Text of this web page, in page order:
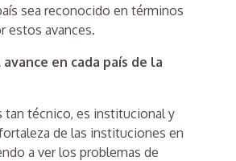
sea reconocido en términos
estos avances.
en cada país de la
tan técnico, es institucional y
de las instituciones en
a ver los problemas de